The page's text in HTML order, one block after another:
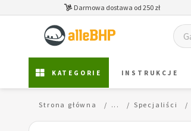
Darmowa dostawa od 250 zł
KATEGORIE INSTRUKCJE
Strona główna ... Specjaliści